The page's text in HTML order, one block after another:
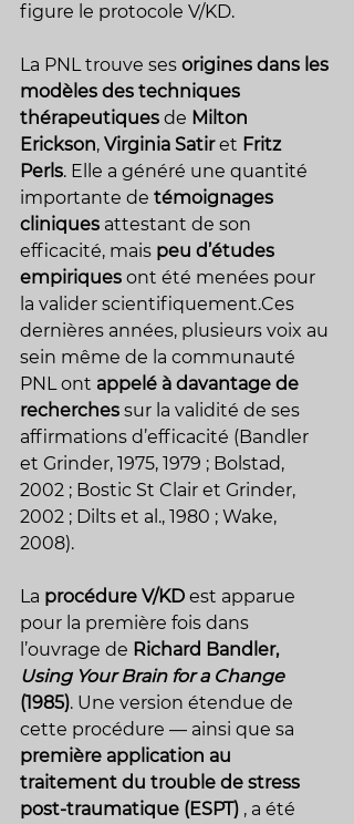
figure le protocole V/KD.
La PNL trouve ses origines dans les
modèles des techniques
thérapeutiques de Milton
Erickson, Virginia Satir et Fritz
Perls. Elle a généré une quantité
importante de témoignages
cliniques attestant de son
efficacité, mais peu d’études
empiriques ont été menées pour
la valider scientifiquement.Ces
dernières années, plusieurs voix au
sein même de la communauté
PNL ont appelé à davantage de
recherches sur la validité de ses
affirmations d’efficacité (Bandler
et Grinder, 1975, 1979 ; Bolstad,
2002 ; Bostic St Clair et Grinder,
2002 ; Dilts et al., 1980 ; Wake,
2008).
La procédure V/KD est apparue
pour la première fois dans
l’ouvrage de Richard Bandler,
Using Your Brain for a Change
(1985). Une version étendue de
cette procédure — ainsi que sa
première application au
traitement du trouble de stress
post-traumatique (ESPT) , a été